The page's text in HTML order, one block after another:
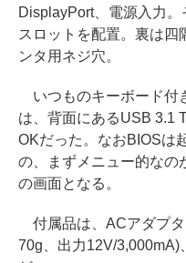
DisplayPort、電源入力
スロットを配置。裏は四
ンタ用ネジ穴。
いつものキーボード付
は、背面にあるUSB 3.1
OKだった。なおBIOSは
の、まずメニュー的なの
の画面となる。
付属品は、ACアダプ
70g、出力12V/3,000mA)